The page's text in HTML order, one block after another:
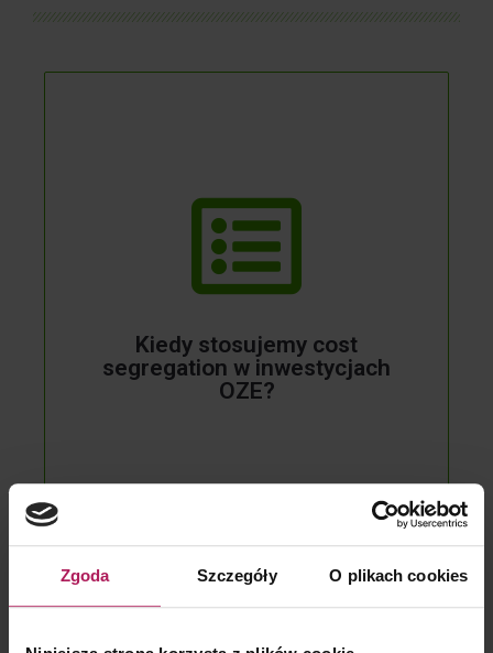
Zgoda Szczegóły O plikach cookies
Kiedy stosujemy cost
segregation w inwestycjach
OZE?
nie zajmują się zaawansowanym
wyodrębnianiem środków trwałych:
zwykle nie mają czasu;
nie przeprowadzają technicznej inspekcji
dotyczącą możliwości wyodrębnienia
środków trwałych;
zwykle nie prowadzą rozbudowanej analityki
Rozliczamy inwestycje nieruchomościowe